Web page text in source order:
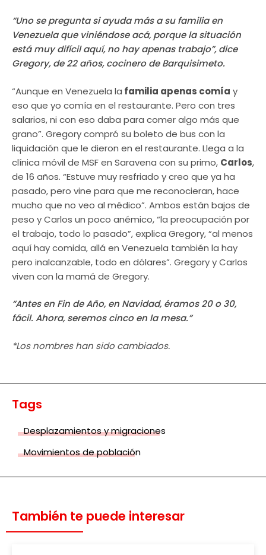
“Uno se pregunta si ayuda más a su familia en
Venezuela que viniéndose acá, porque la situación
está muy difícil aquí, no hay apenas trabajo”, dice
Gregory, de 22 años, cocinero de Barquisimeto.
“Aunque en Venezuela la familia apenas comía y
eso que yo comía en el restaurante. Pero con tres
salarios, ni con eso daba para comer algo más que
grano”. Gregory compró su boleto de bus con la
liquidación que le dieron en el restaurante. Llega a la
clínica móvil de MSF en Saravena con su primo, Carlos,
de 16 años. “Estuve muy resfriado y creo que ya ha
pasado, pero vine para que me reconocieran, hace
mucho que no veo al médico”. Ambos están bajos de
peso y Carlos un poco anémico, “la preocupación por
el trabajo, todo lo pasado”, explica Gregory, “al menos
aquí hay comida, allá en Venezuela también la hay
pero inalcanzable, todo en dólares”. Gregory y Carlos
viven con la mamá de Gregory.
“Antes en Fin de Año, en Navidad, éramos 20 o 30,
fácil. Ahora, seremos cinco en la mesa.”
*Los nombres han sido cambiados.
Tags
Desplazamientos y migraciones
Movimientos de población
También te puede interesar